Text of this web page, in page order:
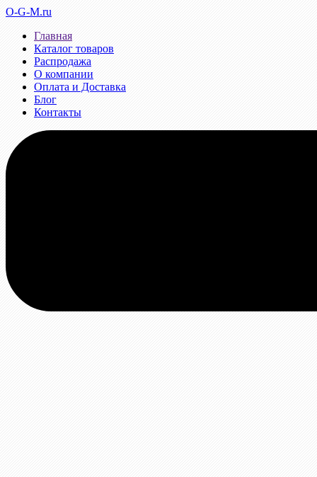
O-G-M.ru
Главная
Каталог товаров
Распродажа
О компании
Оплата и Доставка
Блог
Контакты